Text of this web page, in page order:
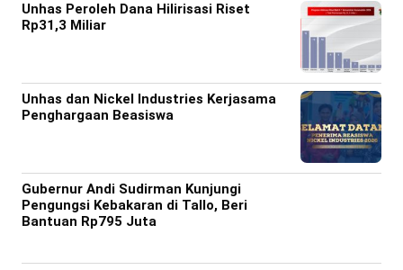
Unhas Peroleh Dana Hilirisasi Riset
Rp31,3 Miliar
Unhas dan Nickel Industries Kerjasama
Penghargaan Beasiswa
Gubernur Andi Sudirman Kunjungi
Pengungsi Kebakaran di Tallo, Beri
Bantuan Rp795 Juta